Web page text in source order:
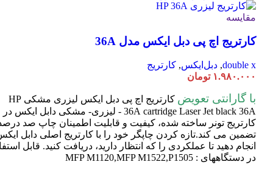
مقایسه
کارتریج اچ پی دبل ایکس مدل 36A
double x
, دبل‌ایکس, کارتریج
۱.۹۸۰.۰۰۰ تومان
با گارانتی تعویض
کارتریج اچ پی دبل ایکس لیزری مشکی HP
36A cartridge Laser
Jet black 36A - لیزری- مشکی دابل ایکس در
کارتریج تونر ساخته شده، کیفیت و قابلیت اطمینان چاپ صد
تضمین می کند.تازه کردن چاپگر خود را با کارتریج اصلی دابل
انجام دهید تا عملکردی را که انتظار دارید، دریافت کنید. قابل
در دستگاههای : MFP M1120,MFP M1522,P1505